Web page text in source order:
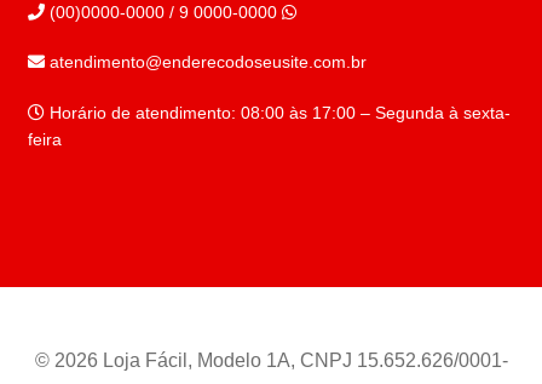
(00)0000-0000 / 9 0000-0000
atendimento@enderecodoseusite.com.br
Horário de atendimento: 08:00 às 17:00 – Segunda à sexta-
feira
© 2026 Loja Fácil, Modelo 1A, CNPJ 15.652.626/0001-